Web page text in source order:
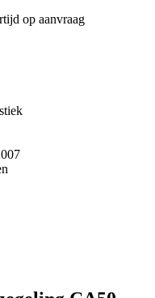
op aanvraag